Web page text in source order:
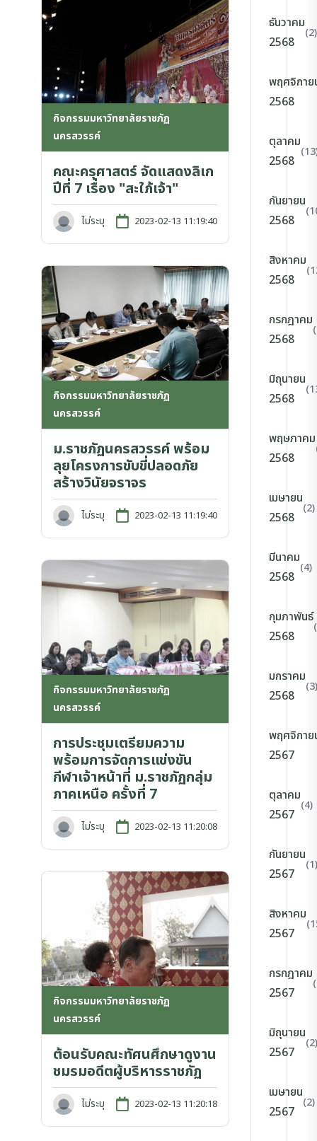
กิจกรรมมหาวิทยาลัยราชภัฏ
นครสวรรค์
คณะครุศาสตร์ จัดแสดงลิเก
ปีที่ 7 เรื่อง "สะใภ้เจ้า"
ไม่ระบุ 2023-02-13 11:19:40
กิจกรรมมหาวิทยาลัยราชภัฏ
นครสวรรค์
ม.ราชภัฏนครสวรรค์ พร้อม
ลุยโครงการขับขี่ปลอดภัย
สร้างวินัยจราจร
ไม่ระบุ 2023-02-13 11:19:40
กิจกรรมมหาวิทยาลัยราชภัฏ
นครสวรรค์
การประชุมเตรียมความ
พร้อมการจัดการแข่งขัน
กีฬาเจ้าหน้าที่ ม.ราชภัฏกลุ่ม
ภาคเหนือ ครั้งที่ 7
ไม่ระบุ 2023-02-13 11:20:08
กิจกรรมมหาวิทยาลัยราชภัฏ
นครสวรรค์
ต้อนรับคณะทัศนศึกษาดูงาน
ชมรมอดีตผู้บริหารราชภัฏ
ไม่ระบุ 2023-02-13 11:20:18
ธันวาคม
2568
(2)
พฤศจิกาย
2568
ตุลาคม
2568
กันยายน
2568
สิงหาคม
2568
กรกฎาคม
2568
มิถุนายน
2568
พฤษภาคม
2568
เมษายน
2568
(2)
มีนาคม
2568
(4)
กุมภาพันธ์
2568
มกราคม
2568
(3)
พฤศจิกาย
2567
ตุลาคม
2567
(4)
กันยายน
2567
(1)
สิงหาคม
2567
กรกฎาคม
2567
มิถุนายน
2567
(2)
เมษายน
2567
(2)